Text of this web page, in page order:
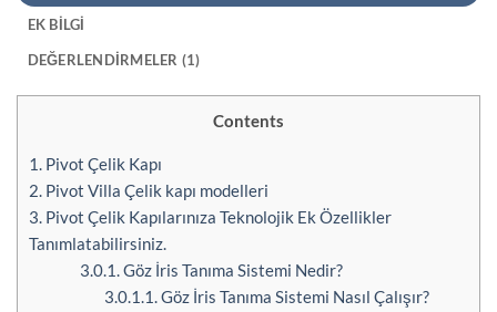
EK BILGI
DEĞERLENDIRMELER (1)
Contents
1. Pivot Çelik Kapı
2. Pivot Villa Çelik kapı modelleri
3. Pivot Çelik Kapılarınıza Teknolojik Ek Özellikler
Tanımlatabilirsiniz.
3.0.1.Göz İris Tanıma Sistemi Nedir?
3.0.1.1.Göz İris Tanıma Sistemi Nasıl Çalışır?